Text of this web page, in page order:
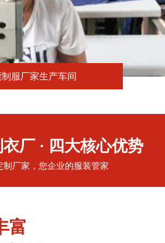
制服厂家生产车间
厂 · 四大核心优势
制厂家，您企业的服装管家
富